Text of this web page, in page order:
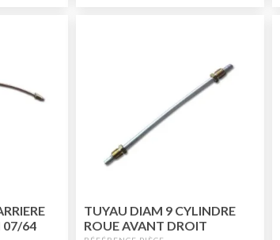
07/64
TUYAU DIAM 9 CYLINDRE
ROUE AVANT DROIT